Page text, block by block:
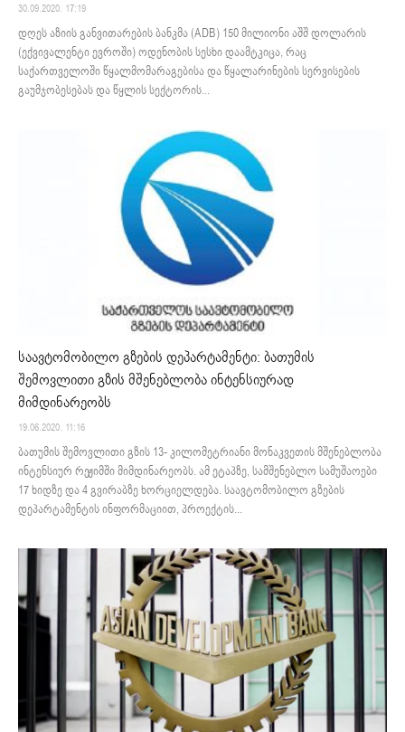
30.09.2020. 17:19
დღეს აზიის განვითარების ბანკმა (ADB) 150 მილიონი აშშ დოლარის
(ექვივალენტი ევროში) ოდენობის სესხი დაამტკიცა, რაც
საქართველოში წყალმომარაგებისა და წყალარინების სერვისების
გაუმჯობესებას და წყლის სექტორის...
საავტომობილო გზების დეპარტამენტი: ბათუმის
შემოვლითი გზის მშენებლობა ინტენსიურად
მიმდინარეობს
19.06.2020. 11:16
ბათუმის შემოვლითი გზის 13- კილომეტრიანი მონაკვეთის მშენებლობა
ინტენსიურ რეჟიმში მიმდინარეობს. ამ ეტაპზე, სამშენებლო სამუშაოები
17 ხიდზე და 4 გვირაბზე ხორციელდება. საავტომობილო გზების
დეპარტამენტის ინფორმაციით, პროექტის...